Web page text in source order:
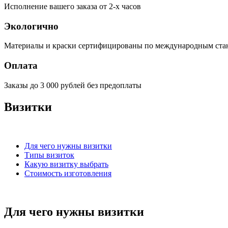
Исполнение вашего заказа от 2-х часов
Экологично
Материалы и краски сертифицированы по международным
Оплата
Заказы до 3 000 рублей без предоплаты
Визитки
Для чего нужны визитки
Типы визиток
Какую визитку выбрать
Стоимость изготовления
Для чего нужны визитки